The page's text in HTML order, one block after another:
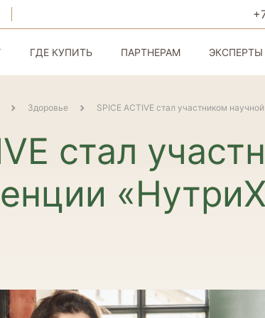
ГДЕ КУПИТЬ ПАРТНЕРАМ ЭКСПЕРТЫ
Здоровье SPICE ACTIVE стал участником
стал